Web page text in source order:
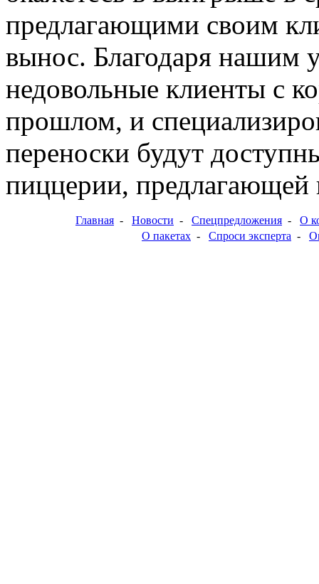
предлагающими своим
вынос. Благодаря нашим
недовольные клиенты с
прошлом, и
переноски будут
пиццерии,
Главная - Новости - Спецпредложения - О
О пакетах - Спроси эксперта -